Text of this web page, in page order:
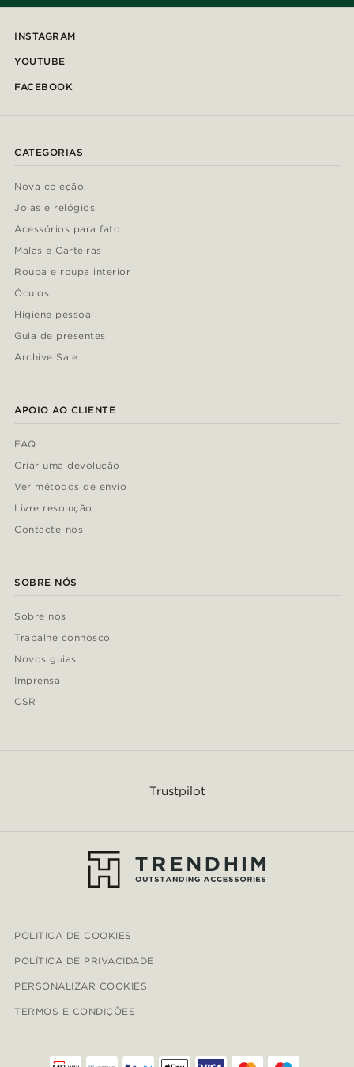
INSTAGRAM
YOUTUBE
FACEBOOK
CATEGORIAS
Nova coleção
Joias e relógios
Acessórios para fato
Malas e Carteiras
Roupa e roupa interior
Óculos
Higiene pessoal
Guia de presentes
Archive Sale
APOIO AO CLIENTE
FAQ
Criar uma devolução
Ver métodos de envio
Livre resolução
Contacte-nos
SOBRE NÓS
Sobre nós
Trabalhe connosco
Novos guias
Imprensa
CSR
Trustpilot
POLITICA DE COOKIES
POLÍTICA DE PRIVACIDADE
PERSONALIZAR COOKIES
TERMOS E CONDIÇÕES